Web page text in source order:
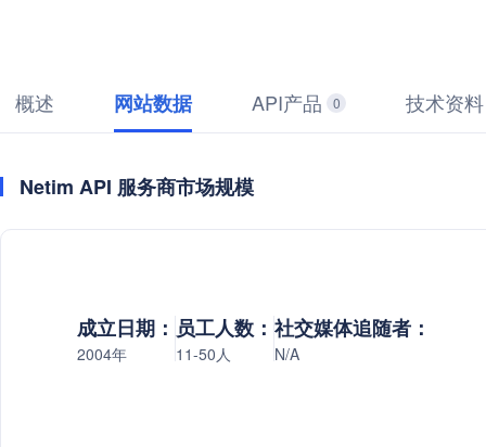
概述 网站数据 API产品 0 技术资料
Netim API 服务商市场规模
成立日期：
2004年
员工人数：
11-50人
社交媒体追随者：
N/A